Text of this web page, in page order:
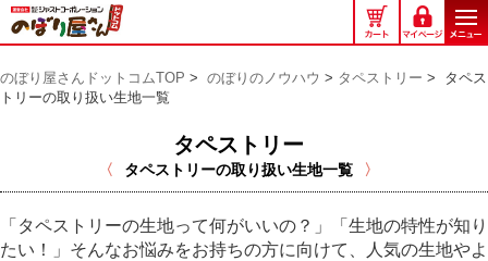
の
ぼ
屋
さ
コ
ム
のぼり屋さんドットコムTOP > のぼりのノウハウ > タペストリー > タペス
トリーの取り扱い生地一覧
タペストリー
タペストリーの取り扱い生地一覧
「タペストリーの生地って何がいいの？」「生地の特性が知り
たい！」そんなお悩みをお持ちの方に向けて、人気の生地やよ